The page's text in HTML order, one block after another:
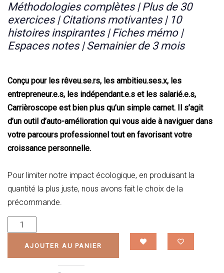
Méthodologies complètes | Plus de 30
exercices | Citations motivantes | 10
histoires inspirantes | Fiches mémo |
Espaces notes | Semainier de 3 mois
Conçu pour les rêveu.se.rs, les ambitieu.ses.x, les
entrepreneur.e.s, les indépendant.e.s et les salarié.e.s,
Carrièroscope est bien plus qu’un simple carnet. Il s’agit
d’un outil d’auto-amélioration qui vous aide à naviguer dans
votre parcours professionnel tout en favorisant votre
croissance personnelle.
Pour limiter notre impact écologique, en produisant la
quantité la plus juste, nous avons fait le choix de la
précommande.
AJOUTER AU PANIER